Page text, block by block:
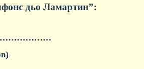
дьо Ламартин”:
)